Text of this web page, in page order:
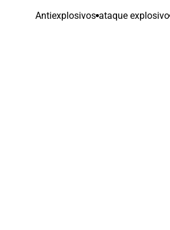
Antiexplosivos ataque explosivo